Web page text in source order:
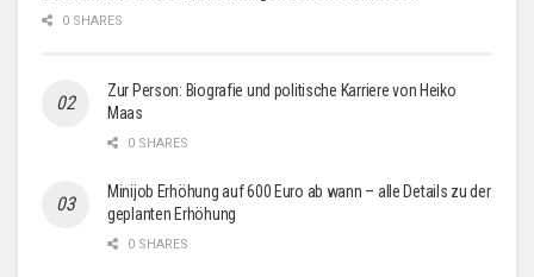
0 SHARES
Zur Person: Biografie und politische Karriere von Heiko
Maas
0 SHARES
Minijob Erhöhung auf 600 Euro ab wann – alle Details zu der
geplanten Erhöhung
0 SHARES